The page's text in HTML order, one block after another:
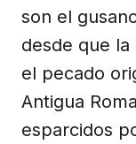
son el
desde que
el pecado
Antigua
esparcidos